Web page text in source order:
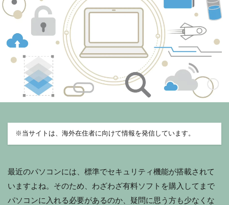
※ 当サイトは、海外在住者に向けて情報を発信しています。
最近のパソコンには、標準でセキュリティ機能が搭載されて
いますよね。そのため、わざわざ有料ソフトを購入してまで
パソコンに入れる必要があるのか、疑問に思う方も少なくな